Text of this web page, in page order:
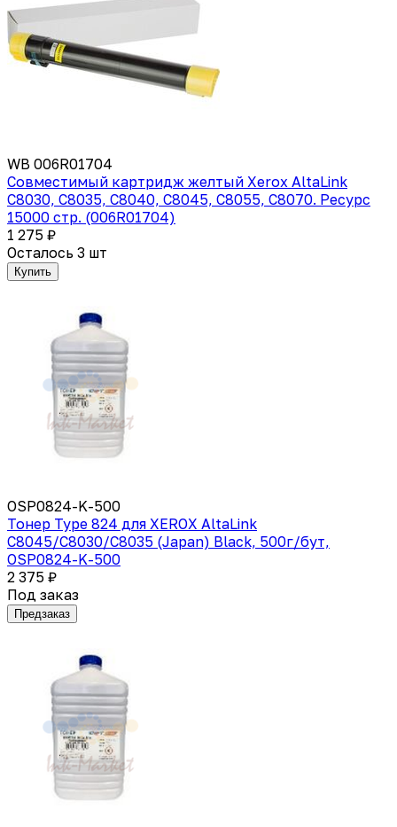
WB 006R01704
Совместимый картридж желтый Xerox AltaLink
C8030, C8035, C8040, C8045, C8055, C8070. Ресурс
15000 стр. (006R01704)
1 275 ₽
Осталось 3 шт
Купить
OSP0824-K-500
Тонер Type 824 для XEROX AltaLink
C8045/C8030/C8035 (Japan) Black, 500г/бут,
OSP0824-K-500
2 375 ₽
Под заказ
Предзаказ